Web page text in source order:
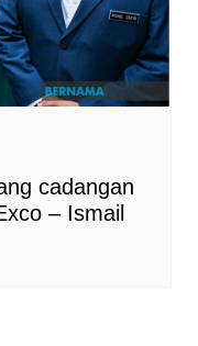
cadangan
– Ismail